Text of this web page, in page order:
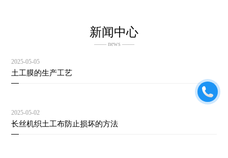
新闻中心
—— news ——
2025-05-05
土工膜的生产工艺
2025-05-02
长丝机织土工布防止损坏的方法